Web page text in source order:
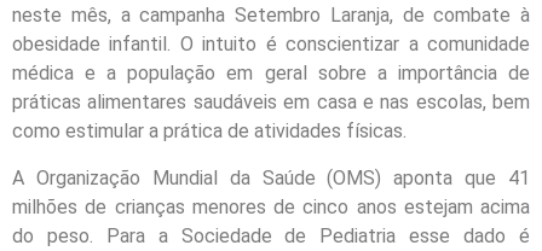
neste mês, a campanha Setembro Laranja, de combate à
obesidade infantil. O intuito é conscientizar a comunidade
médica e a população em geral sobre a importância de
práticas alimentares saudáveis em casa e nas escolas, bem
como estimular a prática de atividades físicas.
A Organização Mundial da Saúde (OMS) aponta que 41
milhões de crianças menores de cinco anos estejam acima
do peso. Para a Sociedade de Pediatria esse dado é